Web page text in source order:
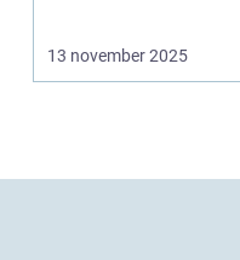
13 november 2025